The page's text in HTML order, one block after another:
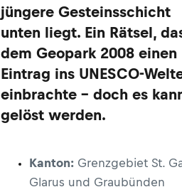
jüngere Gesteinsschicht
unten liegt. Ein Rätsel,
dem Geopark 2008 einen
Eintrag ins UNESCO-
einbrachte – doch es
gelöst werden.
Kanton: Grenzgebiet St.
Glarus und Graubünden